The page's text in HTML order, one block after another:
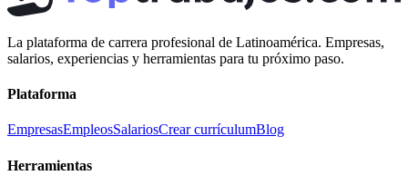
La plataforma de carrera profesional de Latinoamérica. Empresas,
salarios, experiencias y herramientas para tu próximo paso.
Plataforma
EmpresasEmpleosSalariosCrear currículumBlog
Herramientas